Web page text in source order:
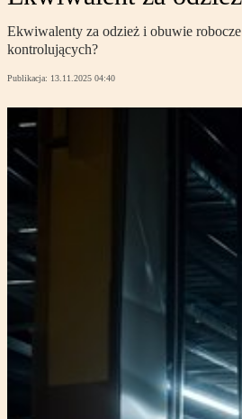
Ekwiwalenty za odzież i obuwie
kontrolujących?
Publikacja: 13.11.2025 04:40